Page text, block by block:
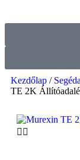
Kezdőlap /
TE 2K